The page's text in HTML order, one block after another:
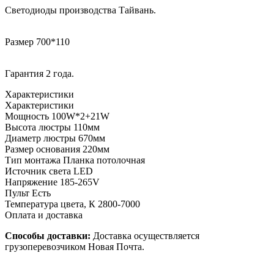
Светодиоды производства Тайвань.
Размер 700*110
Гарантия 2 года.
Характеристики
Характеристики
Мощность 100W*2+21W
Высота люстры 110мм
Диаметр люстры 670мм
Размер основания 220мм
Тип монтажа Планка потолочная
Источник света LED
Напряжение 185-265V
Пульт Есть
Температура цвета, К 2800-7000
Оплата и доставка
Способы доставки: Доставка осуществляется
грузоперевозчиком Новая Почта.